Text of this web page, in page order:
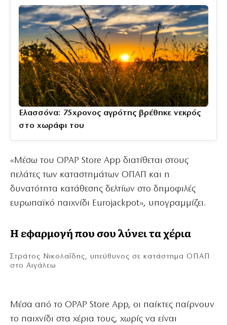
Ελασσόνα: 75χρονος αγρότης βρέθηκε νεκρός
στο χωράφι του
«Μέσω του OPAP Store App διατίθεται στους
πελάτες των καταστημάτων ΟΠΑΠ και η
δυνατότητα κατάθεσης δελτίων στο δημοφιλές
ευρωπαϊκό παιχνίδι Eurojackpot», υπογραμμίζει.
Η εφαρμογή που σου λύνει τα χέρια
Στράτος Νικολαΐδης, υπεύθυνος σε κατάστημα ΟΠΑΠ
στο Αιγάλεω
Μέσα από το OPAP Store App, οι παίκτες παίρνουν
το παιχνίδι στα χέρια τους, χωρίς να είναι